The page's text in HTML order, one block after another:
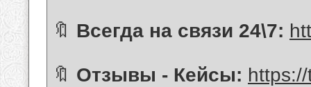
🔖 Всегда на связи 24\7:
🔖 Отзывы - Кейсы: